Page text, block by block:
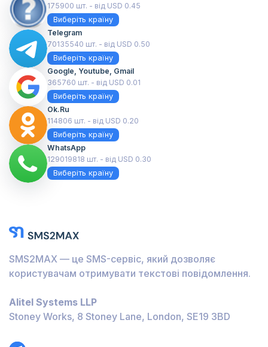
175900 шт. - від USD 0.45
Виберіть країну
Telegram
70135540 шт. - від USD 0.50
Виберіть країну
Google, Youtube, Gmail
365760 шт. - від USD 0.01
Виберіть країну
Ok.ru
114806 шт. - від USD 0.20
Виберіть країну
WhatsApp
129019818 шт. - від USD 0.30
Виберіть країну
SMS2MAX — це SMS-сервіс, який дозволяє
користувачам отримувати текстові повідомлення.
Alitel Systems LLP
Stoney Works, 8 Stoney Lane, London, SE19 3BD